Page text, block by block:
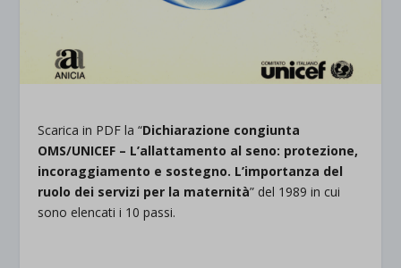
Scarica in PDF la “Dichiarazione congiunta
OMS/UNICEF – L’allattamento al seno: protezione,
incoraggiamento e sostegno. L’importanza del
ruolo dei servizi per la maternità” del 1989 in cui
sono elencati i 10 passi.